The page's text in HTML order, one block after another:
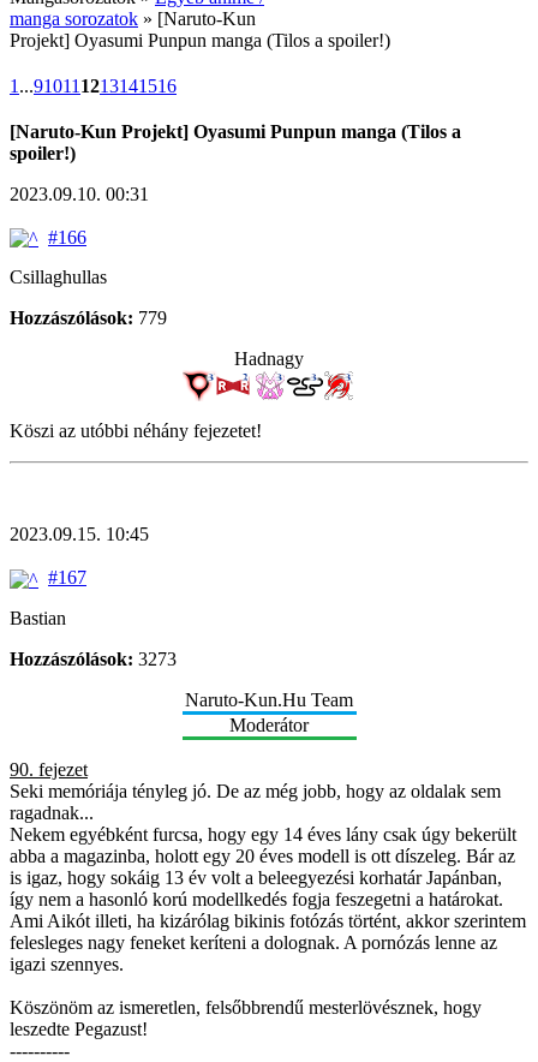
manga sorozatok » [Naruto-Kun
Projekt] Oyasumi Punpun manga (Tilos a spoiler!)
1 ...91011 1213141516
[Naruto-Kun Projekt] Oyasumi Punpun manga (Tilos a
spoiler!)
2023.09.10. 00:31
#166
Csillaghullas
Hozzászólások: 779
Hadnagy
Köszi az utóbbi néhány fejezetet!
2023.09.15. 10:45
#167
Bastian
Hozzászólások: 3273
Naruto-Kun.Hu Team
Moderátor
90. fejezet
Seki memóriája tényleg jó. De az még jobb, hogy az oldalak sem
ragadnak...
Nekem egyébként furcsa, hogy egy 14 éves lány csak úgy bekerült
abba a magazinba, holott egy 20 éves modell is ott díszeleg. Bár az
is igaz, hogy sokáig 13 év volt a beleegyezési korhatár Japánban,
így nem a hasonló korú modellkedés fogja feszegetni a határokat.
Ami Aikót illeti, ha kizárólag bikinis fotózás történt, akkor szerintem
felesleges nagy feneket keríteni a dolognak. A pornózás lenne az
igazi szennyes.
Köszönöm az ismeretlen, felsőbbrendű mesterlövésznek, hogy
leszedte Pegazust!
----------